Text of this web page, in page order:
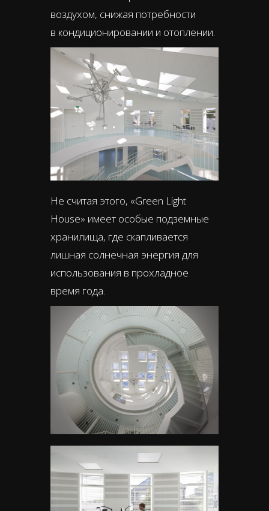
воздухом, снижая потребности
в кондиционировании и отоплении.
Не считая этого, «Green Light
House» имеет особые подземные
хранилища, где скапливается
лишная солнечная энергия для
использования в прохладное
время года.